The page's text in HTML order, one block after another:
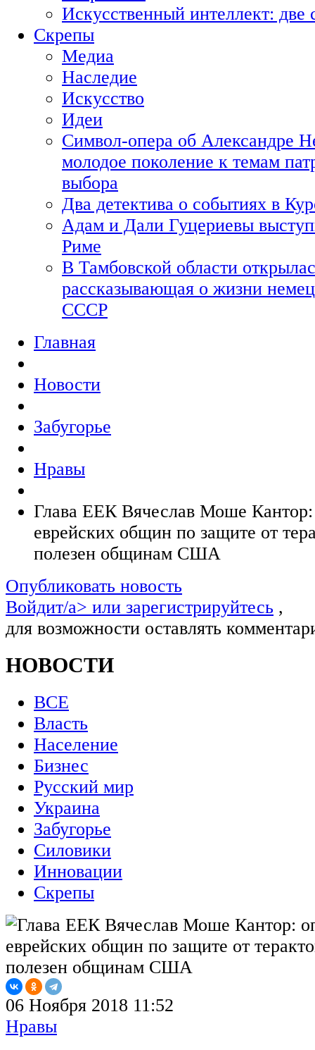
Искусственный интеллект:
Скрепы
Медиа
Наследие
Искусство
Идеи
Символ-опера об Александре
молодое поколение к темам
выбора
Два детектива о событиях в
Адам и Дали Гуцериевы
Риме
В Тамбовской области
рассказывающая о жизни
СССР
Главная
Новости
Забугорье
Нравы
Глава ЕЕК Вячеслав Моше Кантор:
еврейских общин по защите от
полезен общинам США
Опубликовать новость
Войдит/a> или зарегистрируйтесь ,
для возможности оставлять
НОВОСТИ
ВСЕ
Власть
Население
Бизнес
Русский мир
Украина
Забугорье
Силовики
Инновации
Скрепы
06 Ноября 2018 11:52
Нравы